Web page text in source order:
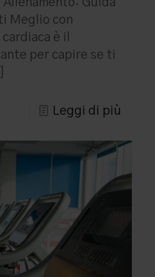
Allenamento: Guida
Meglio con
è il
per capire se ti
Leggi di più